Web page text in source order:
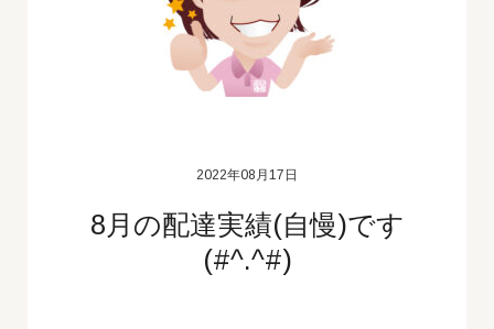
2022年08月17日
8月の配達実績(自慢)です
(#^.^#)